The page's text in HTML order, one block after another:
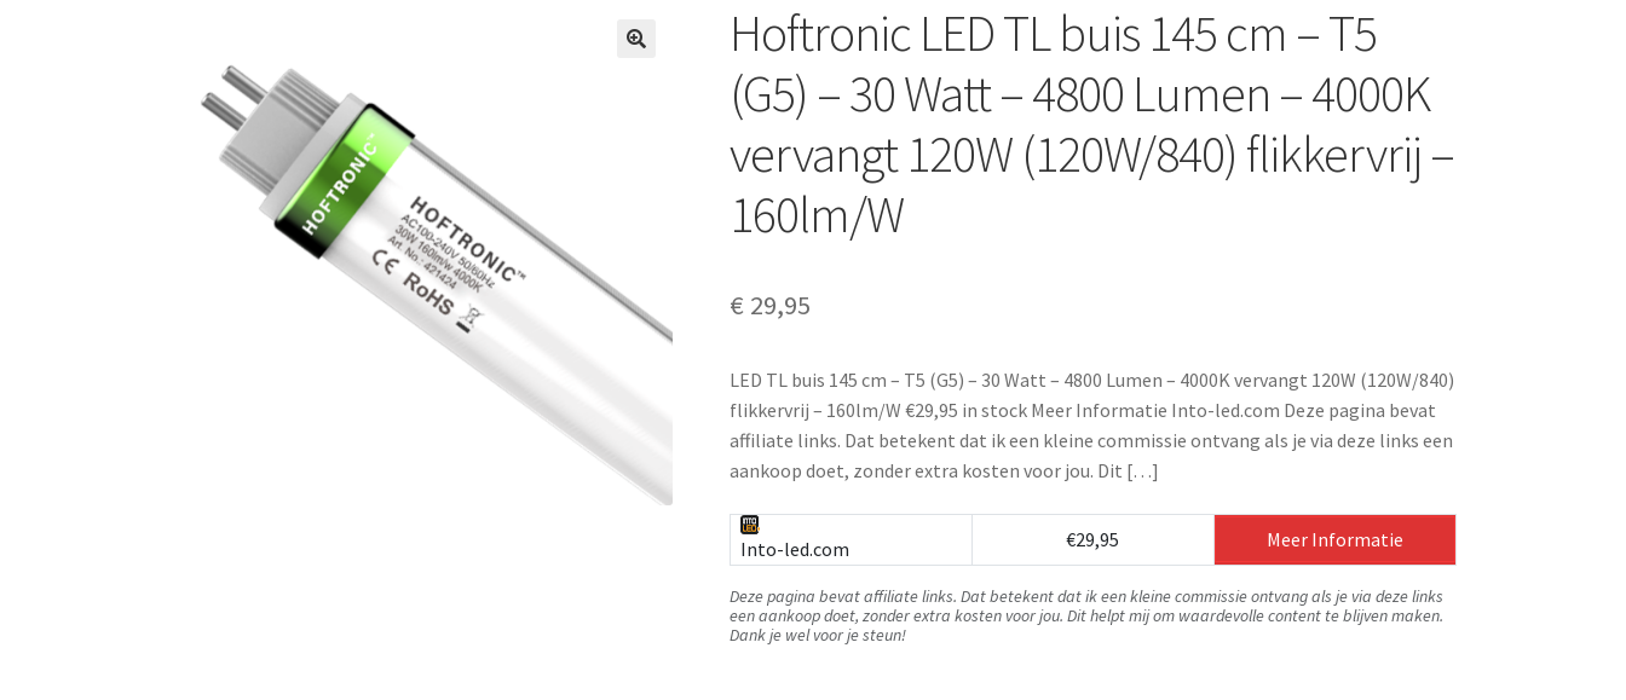
Hoftronic LED TL buis 145 cm – T5
(G5) – 30 Watt – 4800 Lumen – 4000K
vervangt 120W (120W/840) flikkervrij –
160lm/W
€ 29,95
LED TL buis 145 cm – T5 (G5) – 30 Watt – 4800 Lumen – 4000K vervangt 120W (120W/840)
flikkervrij – 160lm/W €29,95 in stock Meer Informatie Into-led.com Deze pagina bevat
affiliate links. Dat betekent dat ik een kleine commissie ontvang als je via deze links een
aankoop doet, zonder extra kosten voor jou. Dit […]
Into-led.com €29,95 Meer Informatie
Deze pagina bevat affiliate links. Dat betekent dat ik een kleine commissie ontvang als je via deze links
een aankoop doet, zonder extra kosten voor jou. Dit helpt mij om waardevolle content te blijven maken.
Dank je wel voor je steun!